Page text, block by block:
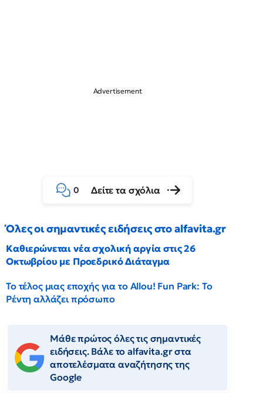
0 Δείτε τα σχόλια
Όλες οι σημαντικές ειδήσεις στο alfavita.gr
Καθιερώνεται νέα σχολική αργία στις 26
Οκτωβρίου με Προεδρικό Διάταγμα
Το τέλος μιας εποχής για το Allou! Fun Park: Το
Ρέντη αλλάζει πρόσωπο
Μάθε πρώτος όλες τις σημαντικές
ειδήσεις. Βάλε το alfavita.gr στα
αποτελέσματα αναζήτησης της
Google